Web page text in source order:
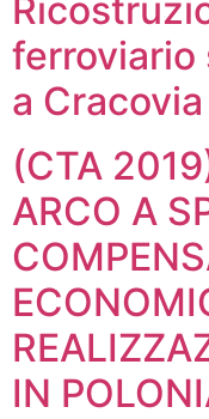
ferroviario
a
(CTA
ARCO A
IN